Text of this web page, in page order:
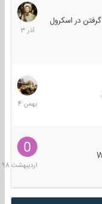
در اسکرول
7
آذر
1403
30
بهمن
1404
10
1398